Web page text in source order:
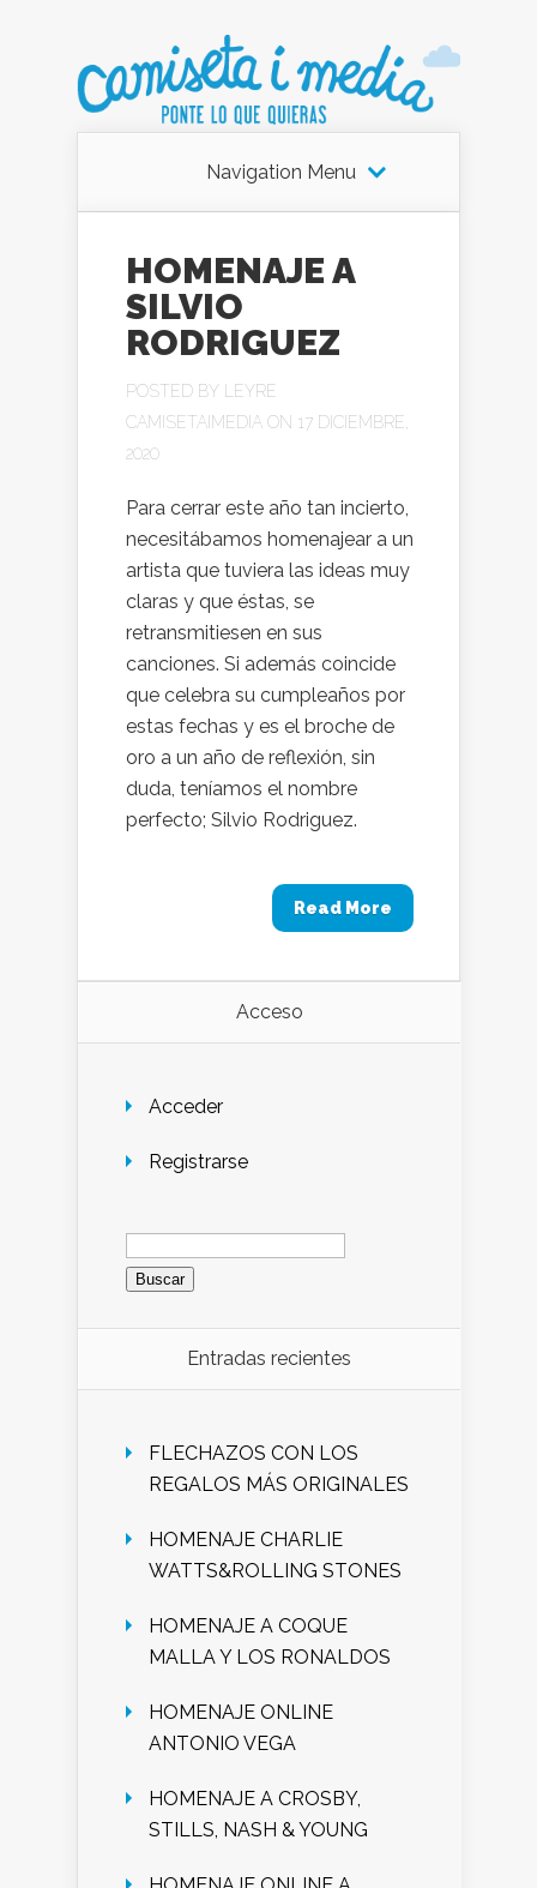
Navigation Menu
HOMENAJE A
SILVIO
RODRIGUEZ
POSTED BY
LEYRE
CAMISETAIMEDIA ON 17 DICIEMBRE,
2020
Para cerrar este año tan incierto,
necesitábamos homenajear a un
artista que tuviera las ideas muy
claras y que éstas, se
retransmitiesen en sus
canciones. Si además coincide
que celebra su cumpleaños por
estas fechas y es el broche de
oro a un año de reflexión, sin
duda, teníamos el nombre
perfecto; Silvio Rodriguez.
Read More
Acceso
Acceder
Registrarse
Buscar:
Entradas recientes
FLECHAZOS CON LOS
REGALOS MÁS ORIGINALES
HOMENAJE CHARLIE
WATTS&ROLLING STONES
HOMENAJE A COQUE
MALLA Y LOS RONALDOS
HOMENAJE ONLINE
ANTONIO VEGA
HOMENAJE A CROSBY,
STILLS, NASH & YOUNG